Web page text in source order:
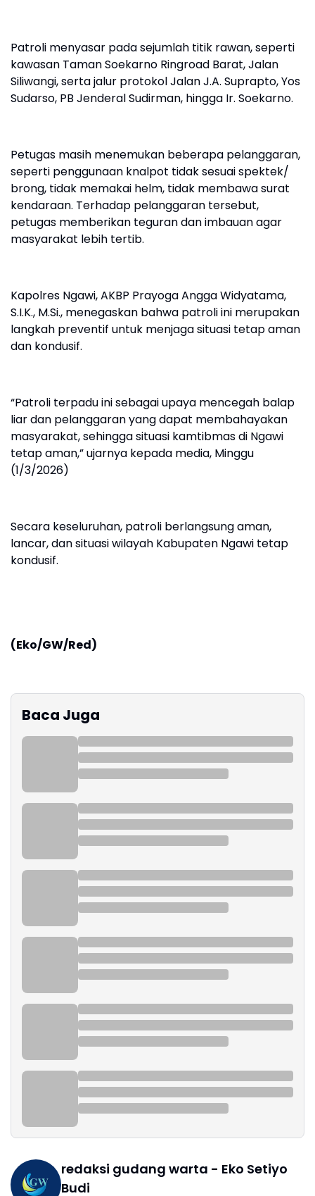
Patroli menyasar pada sejumlah titik rawan, seperti
kawasan Taman Soekarno Ringroad Barat, Jalan
Siliwangi, serta jalur protokol Jalan J.A. Suprapto, Yos
Sudarso, PB Jenderal Sudirman, hingga Ir. Soekarno.
Petugas masih menemukan beberapa pelanggaran,
seperti penggunaan knalpot tidak sesuai spektek/
brong, tidak memakai helm, tidak membawa surat
kendaraan. Terhadap pelanggaran tersebut,
petugas memberikan teguran dan imbauan agar
masyarakat lebih tertib.
Kapolres Ngawi, AKBP Prayoga Angga Widyatama,
S.I.K., M.Si., menegaskan bahwa patroli ini merupakan
langkah preventif untuk menjaga situasi tetap aman
dan kondusif.
“Patroli terpadu ini sebagai upaya mencegah balap
liar dan pelanggaran yang dapat membahayakan
masyarakat, sehingga situasi kamtibmas di Ngawi
tetap aman,” ujarnya kepada media, Minggu
(1/3/2026)
Secara keseluruhan, patroli berlangsung aman,
lancar, dan situasi wilayah Kabupaten Ngawi tetap
kondusif.
(Eko/GW/Red)
Baca Juga
redaksi gudang warta - Eko Setiyo
Budi